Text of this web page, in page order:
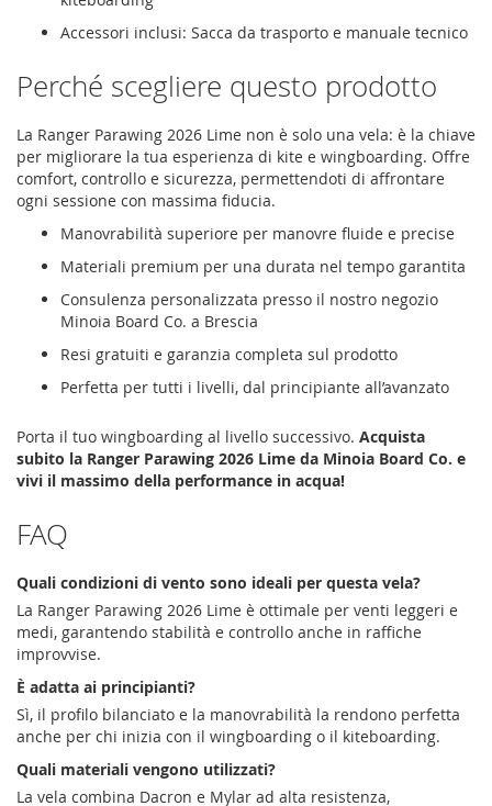
Accessori inclusi: Sacca da trasporto e manuale tecnico
Perché scegliere questo prodotto
La Ranger Parawing 2026 Lime non è solo una vela: è la chiave
per migliorare la tua esperienza di kite e wingboarding. Offre
comfort, controllo e sicurezza, permettendoti di affrontare
ogni sessione con massima fiducia.
Manovrabilità superiore per manovre fluide e precise
Materiali premium per una durata nel tempo garantita
Consulenza personalizzata presso il nostro negozio
Minoia Board Co. a Brescia
Resi gratuiti e garanzia completa sul prodotto
Perfetta per tutti i livelli, dal principiante all’avanzato
Porta il tuo wingboarding al livello successivo. Acquista
subito la Ranger Parawing 2026 Lime da Minoia Board Co. e
vivi il massimo della performance in acqua!
FAQ
Quali condizioni di vento sono ideali per questa vela?
La Ranger Parawing 2026 Lime è ottimale per venti leggeri e
medi, garantendo stabilità e controllo anche in raffiche
improvvise.
È adatta ai principianti?
Sì, il profilo bilanciato e la manovrabilità la rendono perfetta
anche per chi inizia con il wingboarding o il kiteboarding.
Quali materiali vengono utilizzati?
La vela combina Dacron e Mylar ad alta resistenza,